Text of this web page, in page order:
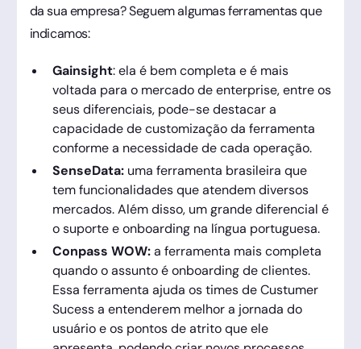
da sua empresa? Seguem algumas ferramentas que
indicamos:
Gainsight: ela é bem completa e é mais
voltada para o mercado de enterprise, entre os
seus diferenciais, pode-se destacar a
capacidade de customização da ferramenta
conforme a necessidade de cada operação.
SenseData:uma ferramenta brasileira que
tem funcionalidades que atendem diversos
mercados. Além disso, um grande diferencial é
o suporte e onboarding na língua portuguesa.
Conpass WOW:a ferramenta mais completa
quando o assunto é onboarding de clientes.
Essa ferramenta ajuda os times de Custumer
Sucess a entenderem melhor a jornada do
usuário e os pontos de atrito que ele